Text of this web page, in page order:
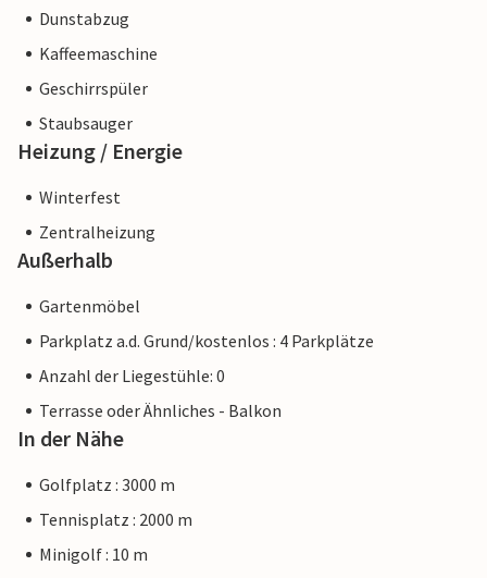
Dunstabzug
Kaffeemaschine
Geschirrspüler
Staubsauger
Heizung / Energie
Winterfest
Zentralheizung
Außerhalb
Gartenmöbel
Parkplatz a.d. Grund/kostenlos : 4 Parkplätze
Anzahl der Liegestühle: 0
Terrasse oder Ähnliches - Balkon
In der Nähe
Golfplatz : 3000 m
Tennisplatz : 2000 m
Minigolf : 10 m